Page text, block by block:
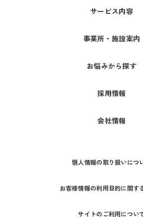
サービス内容
事業所・施設案内
お悩みから探す
採用情報
会社情報
個人情報の取り扱いにつ
お客様情報の利用目的に関す
サイトのご利用につい